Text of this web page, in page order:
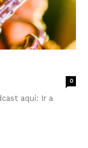
0
aquí: Ir a